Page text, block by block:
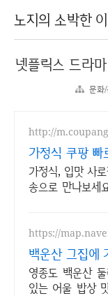
노지의 소박한
넷플릭스 드라
문화
http://
가정식 쿠팡 빠
가정식, 입맛 사
송으로 만나보세
https://
백운산 그집에
영종도 백운산
있는 어울 밥상